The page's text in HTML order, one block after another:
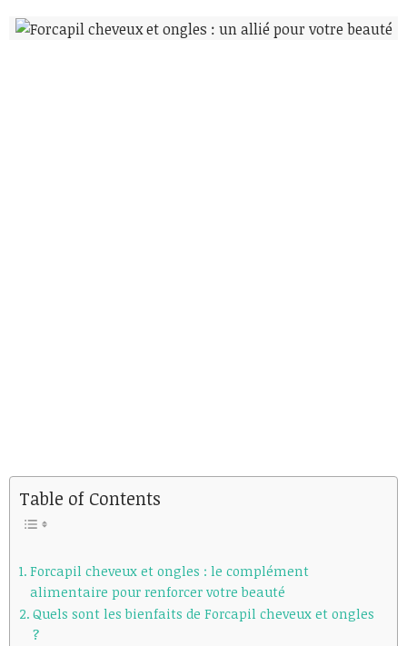
Table of Contents
Forcapil cheveux et ongles : le complément
alimentaire pour renforcer votre beauté
Quels sont les bienfaits de Forcapil cheveux et ongles
?